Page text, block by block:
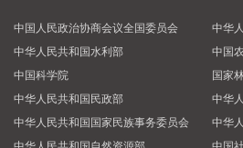
中国人民政治协商会议全国委员会
中华人民共和国水利部
中国
中国科学院
国家
中华人民共和国民政部
中华
中华人民共和国国家民族事务委员会
中华